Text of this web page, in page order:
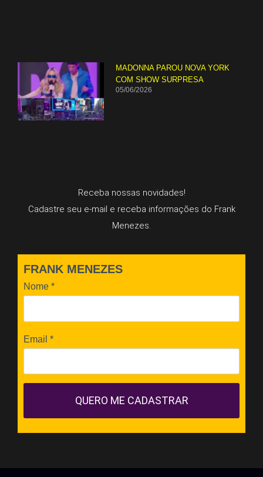
MADONNA PAROU NOVA YORK
COM SHOW SURPRESA
05/06/2026
Receba nossas novidades!
Cadastre seu e-mail e receba informações do Frank
Menezes.
FRANK MENEZES
Nome *
Email *
QUERO ME CADASTRAR